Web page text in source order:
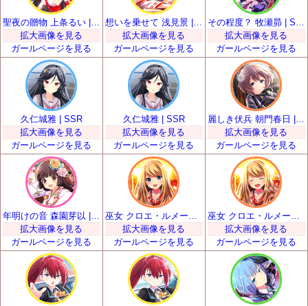
拡大画像を見る
ガールページを見る
想いを乗せて 浅見景 | SSR
拡大画像を見る
ガールページを見る
拡大画像を見る
ガールページを見る
久仁城雅 | SSR
拡大画像を見る
ガールページを見る
久仁城雅 | SSR
拡大画像を見る
ガールページを見る
麗しき伏兵 朝門春日 | SSR
拡大画像を見る
ガールページを見る
拡大画像を見る
ガールページを見る
拡大画像を見る
ガールページを見る
拡大画像を見る
ガールページを見る